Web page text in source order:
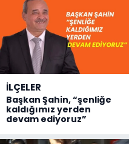
İLÇELER
Başkan Şahin, “şenliğe
kaldığımız yerden
devam ediyoruz”